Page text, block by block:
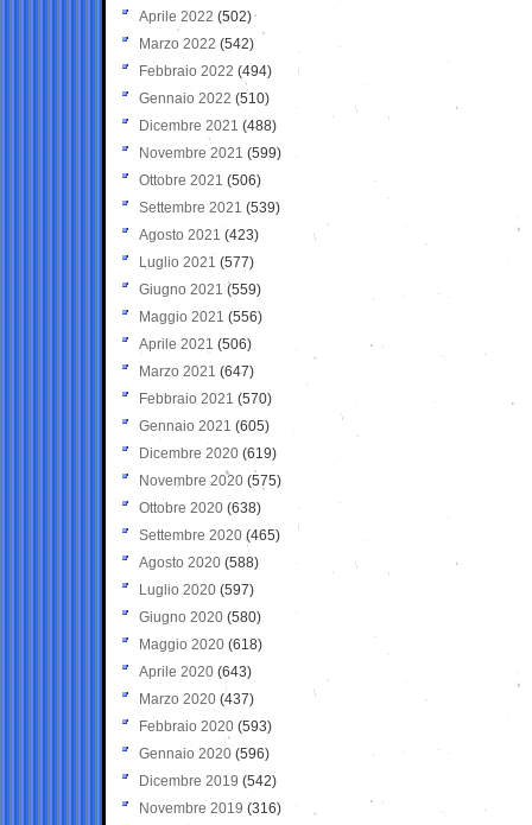
Aprile 2022 (502)
Marzo 2022 (542)
Febbraio 2022 (494)
Gennaio 2022 (510)
Dicembre 2021 (488)
Novembre 2021 (599)
Ottobre 2021 (506)
Settembre 2021 (539)
Agosto 2021 (423)
Luglio 2021 (577)
Giugno 2021(559)
Maggio 2021 (556)
Aprile 2021 (506)
Marzo 2021 (647)
Febbraio 2021 (570)
Gennaio 2021 (605)
Dicembre 2020 (619)
Novembre 2020 (575)
Ottobre 2020 (638)
Settembre 2020(465)
Agosto 2020 (588)
Luglio 2020 (597)
Giugno 2020 (580)
Maggio 2020 (618)
Aprile 2020 (643)
Marzo 2020 (437)
Febbraio 2020 (593)
Gennaio 2020 (596)
Dicembre 2019 (542)
Novembre 2019 (316)